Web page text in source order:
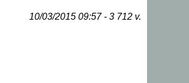
10/03/2015 09:57 - 3 712 v.